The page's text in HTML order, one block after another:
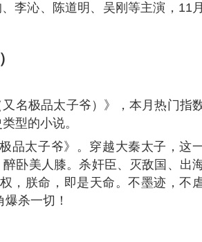
沁、陈道明、吴刚等主演，11月